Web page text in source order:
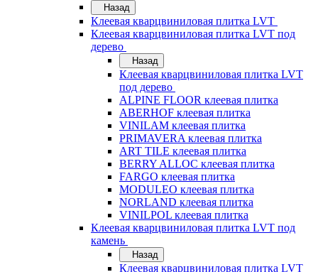
Назад
Клеевая кварцвиниловая плитка LVT
Клеевая кварцвиниловая плитка LVT под
дерево
Назад
Клеевая кварцвиниловая плитка LVT
под дерево
ALPINE FLOOR клеевая плитка
ABERHOF клеевая плитка
VINILAM клеевая плитка
PRIMAVERA клеевая плитка
ART TILE клеевая плитка
BERRY ALLOC клеевая плитка
FARGO клеевая плитка
MODULEO клеевая плитка
NORLAND клеевая плитка
VINILPOL клеевая плитка
Клеевая кварцвиниловая плитка LVT под
камень
Назад
Клеевая кварцвиниловая плитка LVT